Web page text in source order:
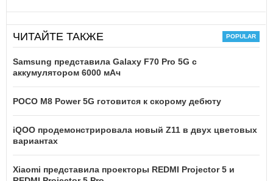
ЧИТАЙТЕ ТАКЖЕ
Samsung представила Galaxy F70 Pro 5G с
аккумулятором 6000 мАч
POCO M8 Power 5G готовится к скорому дебюту
iQOO продемонстрировала новый Z11 в двух цветовых
вариантах
Xiaomi представила проекторы REDMI Projector 5 и